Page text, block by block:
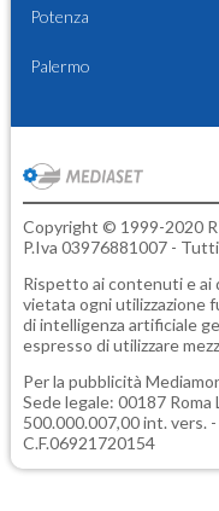
Potenza
Palermo
Copyright © 1999-2020
P.Iva 03976881007 -
Rispetto ai contenuti e
vietata ogni utilizzazione
di intelligenza artificiale
espresso di utilizzare
Per la pubblicità
Sede legale: 00187 Roma
500.000.007,00 int. vers.
C.F.06921720154